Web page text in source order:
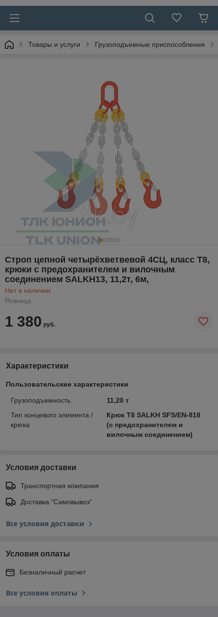
Товары и услуги Грузоподъемные приспособления
Строп цепной четырёхветвевой 4СЦ, класс Т8,
крюки с предохранителем и вилочным
соединением SALKH13, 11,2т, 6м,
Нет в наличии
Розница
1 380 руб.
Характеристики
Пользовательские характеристики
Грузоподъемность
11,20 т
Тип концевого элемента /
крюка
Крюк Т8 SALKH SFS/EN-818
(с предохранителем и
вилочным соединением)
Условия доставки
Транспортная компания
Доставка "Самовывоз"
Все условия доставки
Условия оплаты
Безналичный расчет
Все условия оплаты